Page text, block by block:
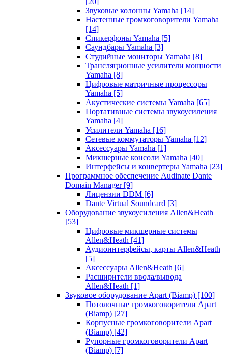
Звуковые колонны Yamaha [14]
Настенные громкоговорители Yamaha
[14]
Спикерфоны Yamaha [5]
Саундбары Yamaha [3]
Студийные мониторы Yamaha [8]
Трансляционные усилители мощности
Yamaha [8]
Цифровые матричные процессоры
Yamaha [5]
Акустические системы Yamaha [65]
Портативные системы звукоусиления
Yamaha [4]
Усилители Yamaha [16]
Сетевые коммутаторы Yamaha [12]
Аксессуары Yamaha [1]
Микшерные консоли Yamaha [40]
Интерфейсы и конвертеры Yamaha [23]
Программное обеспечение Audinate Dante
Domain Manager [9]
Лицензии DDM [6]
Dante Virtual Soundcard [3]
Оборудование звукоусиления Allen&Heath
[53]
Цифровые микшерные системы
Allen&Heath [41]
Аудиоинтерфейсы, карты Allen&Heath
[5]
Аксессуары Allen&Heath [6]
Расширители ввода/вывода
Allen&Heath [1]
Звуковое оборудование Apart (Biamp) [100]
Потолочные громкоговорители Apart
(Biamp) [27]
Корпусные громкоговорители Apart
(Biamp) [42]
Рупорные громкоговорители Apart
(Biamp) [7]